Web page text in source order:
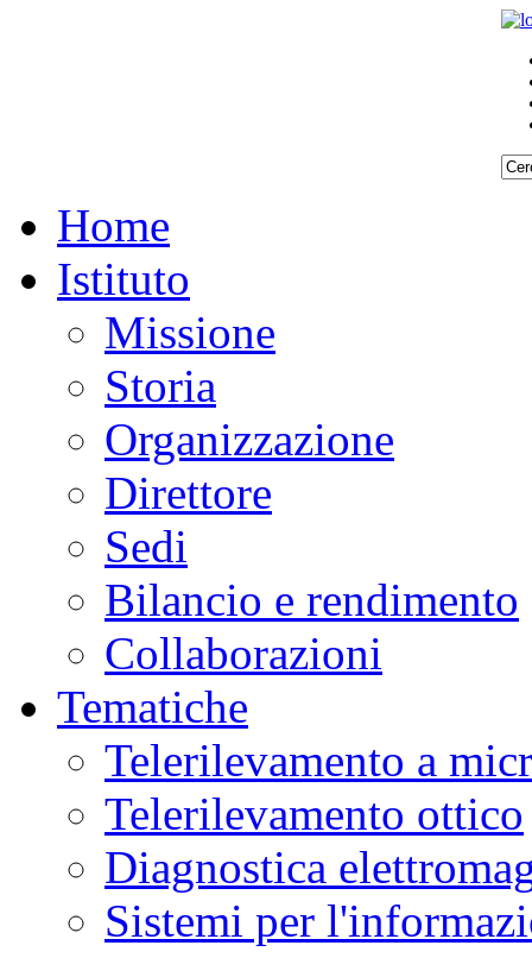
Home
Istituto
Missione
Storia
Organizzazione
Direttore
Sedi
Bilancio e rendimento
Collaborazioni
Tematiche
Telerilevamento a
Telerilevamento ottico
Diagnostica
Sistemi per